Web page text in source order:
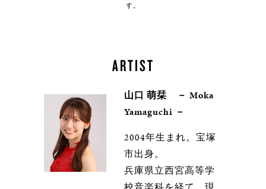
す。
ARTIST
山口 萌栞 － Moka
Yamaguchi －
2004年生まれ。宝塚
市出身。
兵庫県立西宮高等学